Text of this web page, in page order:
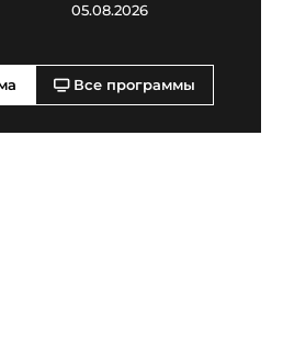
05.08.2026
Все программы